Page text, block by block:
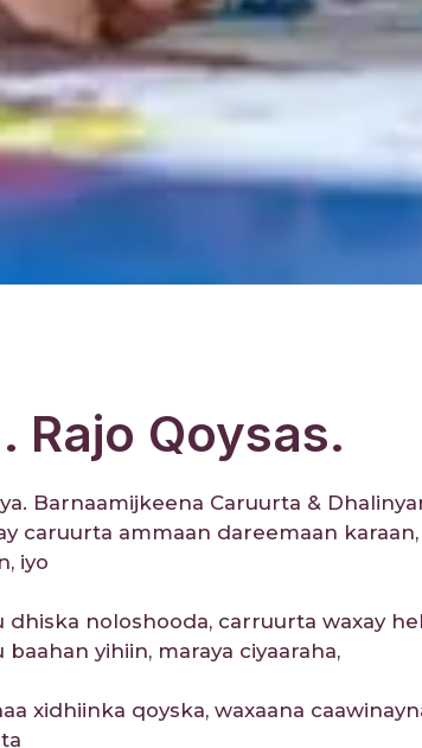
Rajo Qoysas.
Barnaamijkeena Caruurta &
caruurta ammaan dareemaan karaan,
iyo
noloshooda, carruurta waxay
yihiin, maraya ciyaaraha,
xidhiinka qoyska, waxaana